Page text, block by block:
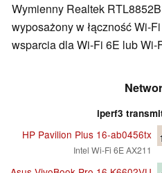
Wymienny Realtek
wyposażony w łączność Wi-
wsparcia dla Wi-Fi 6E lub Wi-
iperf3
HP Pavilion Plus 16-ab0456tx
Intel Wi-Fi 6E AX211